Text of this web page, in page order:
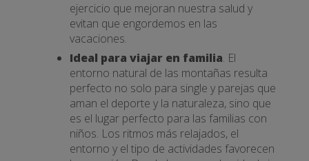
ejercicio que mejoran nuestra salud y
evitan que engordemos en las
vacaciones.
Ideal para viajar en familia. El
entorno natural de las montañas resulta
perfecto no solo para single y parejas que
aman el deporte y la naturaleza, sino que
es el lugar perfecto para las familias con
niños. Los ritmos más relajados, el
entorno y el tipo de actividades favorecen